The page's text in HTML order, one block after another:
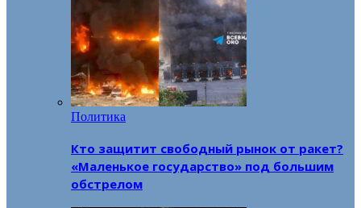
Политика
Кто защитит свободный рынок от ракет?
«Маленькое государство» под большим
обстрелом